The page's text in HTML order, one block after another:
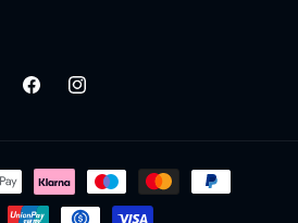
FacebookInstagram